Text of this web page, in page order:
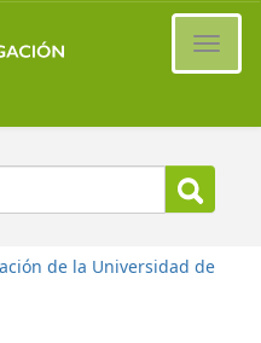
de la Universidad de